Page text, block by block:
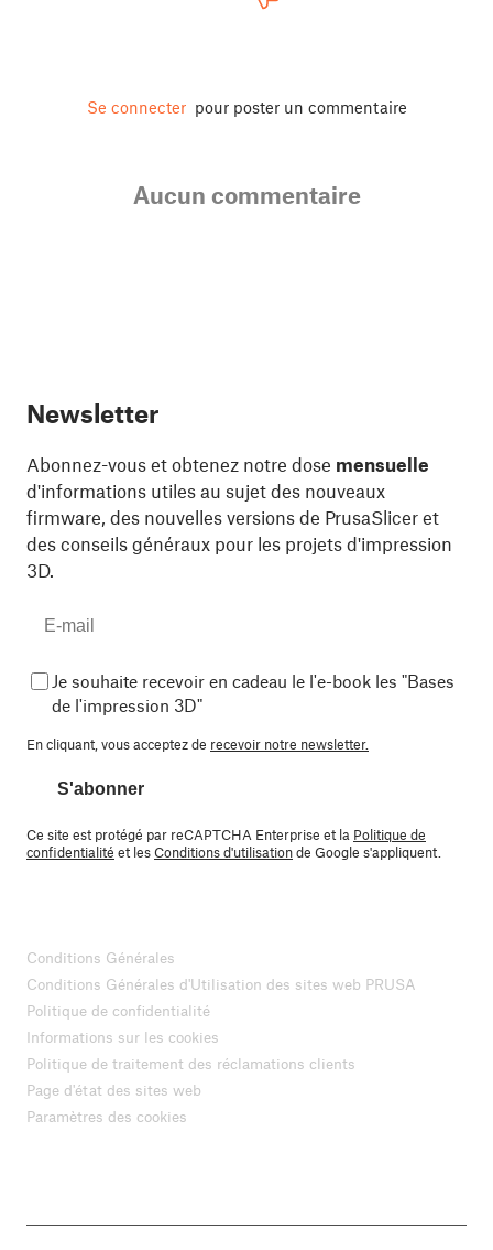
Se connecter pour poster un commentaire
Aucun commentaire
Newsletter
Abonnez-vous et obtenez notre dose mensuelle
d'informations utiles au sujet des nouveaux
firmware, des nouvelles versions de PrusaSlicer et
des conseils généraux pour les projets d'impression
3D.
Je souhaite recevoir en cadeau le l'e-book les "Bases
de l'impression 3D"
En cliquant, vous acceptez de recevoir notre newsletter.
S'abonner
Ce site est protégé par reCAPTCHA Enterprise et la Politique de
confidentialité et lesConditions d'utilisationde Google s'appliquent.
Conditions Générales
Conditions Générales d'Utilisation des sites web PRUSA
Politique de confidentialité
Informations sur les cookies
Politique de traitement des réclamations clients
Page d'état des sites web
Paramètres des cookies